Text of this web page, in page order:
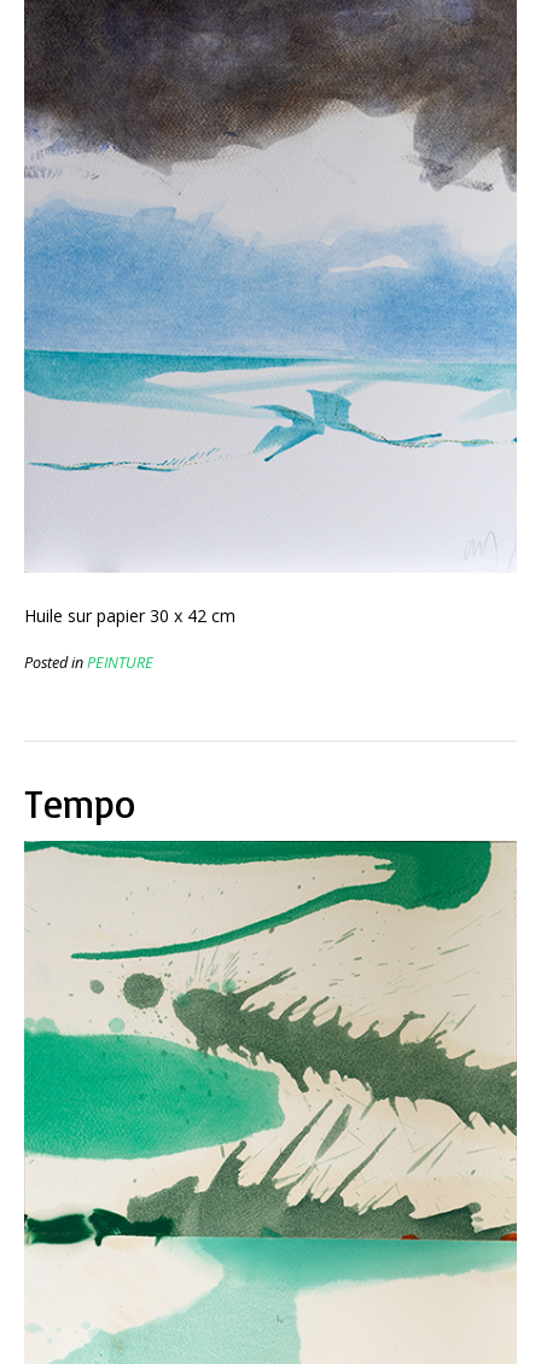
Huile sur papier 30 x 42 cm
Posted inPEINTURE
Tempo